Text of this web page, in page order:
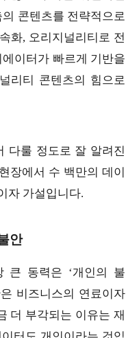
콘텐츠를 전략적으로
화, 오리지널리티로 전
이터가 빠르게 기반을
리티 콘텐츠의 힘으로
다룰 정도로 잘 알려진
장에서 수 백만의 데이
자 가설입니다.
안
큰 동력은 ‘개인의 불
비즈니스의 연료이자
더 부각되는 이유는 재